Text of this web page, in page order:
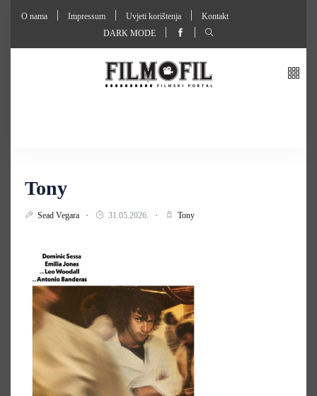
O nama Impressum Uvjeti korištenja
Kontakt
DARK MODE
Tony
Sead Vegara 31.05.2026. Tony